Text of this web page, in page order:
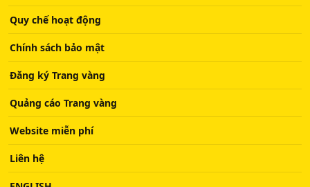
Quy chế hoạt động
Chính sách bảo mật
Đăng ký Trang vàng
Quảng cáo Trang vàng
Website miễn phí
Liên hệ